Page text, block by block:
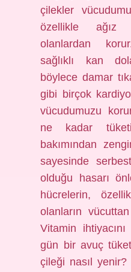
çilekler
özellikle ağız
olanlardan
sağlıklı kan
böylece damar
gibi birçok
vücudumuzu
ne kadar
bakımından
sayesinde
olduğu hasarı
hücrelerin,
olanların
Vitamin
gün bir avuç
çileği nasıl